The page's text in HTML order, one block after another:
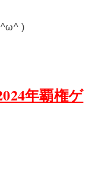
^ω^ )
年覇権ゲ